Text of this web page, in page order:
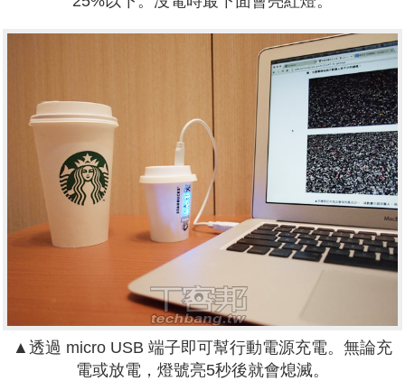
▲透過 micro USB 端子即可幫行動電源充電。無論充
電或放電，燈號亮5秒後就會熄滅。